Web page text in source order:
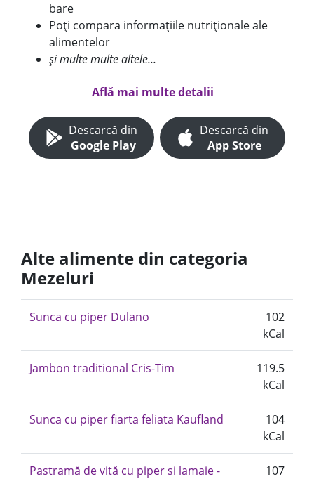
bare
Poți compara informațiile nutriționale ale
alimentelor
și multe multe altele...
Află mai multe detalii
Descarcă din
Google Play
Descarcă din
App Store
Alte alimente din categoria
Mezeluri
Sunca cu piper Dulano
102
kCal
Jambon traditional Cris-Tim
119.5
kCal
Sunca cu piper fiarta feliata Kaufland
104
kCal
Pastramă de vită cu piper si lamaie -
107